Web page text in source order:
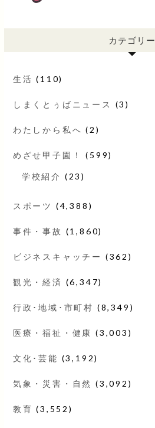
カテゴリー
生活 (110)
しまくとぅばニュース (3)
わたしから私へ (2)
めざせ甲子園！ (599)
学校紹介 (23)
スポーツ (4,388)
事件・事故 (1,860)
ビジネスキャッチー (362)
観光・経済 (6,347)
行政･地域･市町村 (8,349)
医療・福祉・健康 (3,003)
文化･芸能 (3,192)
気象・災害・自然 (3,092)
教育 (3,552)